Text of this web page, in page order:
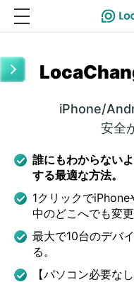
iPhone/
安全
誰にもわからない
する最適な方法。
1クリックで
中のどこへでも変更
最大で10台のデバ
る。
【パソコン必要な